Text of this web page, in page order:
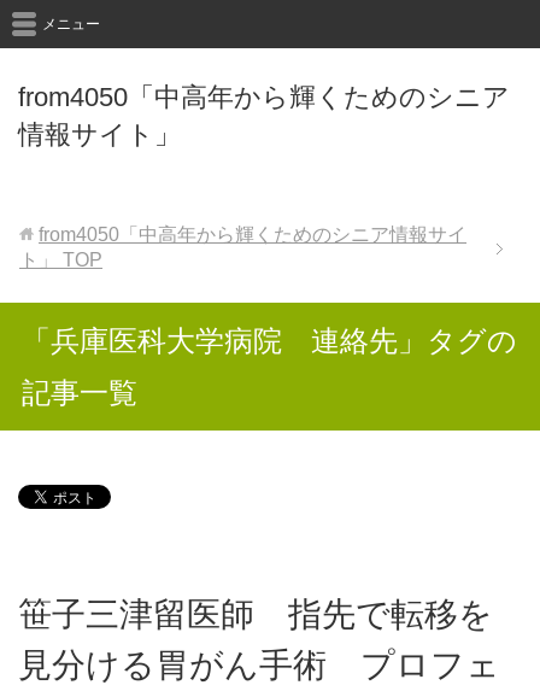
from4050「中高年から輝くためのシニア
情報サイト」
メニュー
from4050「中高年から輝くためのシニア情報サイ
ト」
TOP
「兵庫医科大学病院 連絡先」タグの
記事一覧
笹子三津留医師 指先で転移を
見分ける胃がん手術 プロフェ